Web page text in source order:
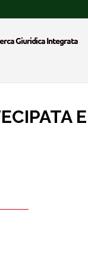
Giuridica Integrata